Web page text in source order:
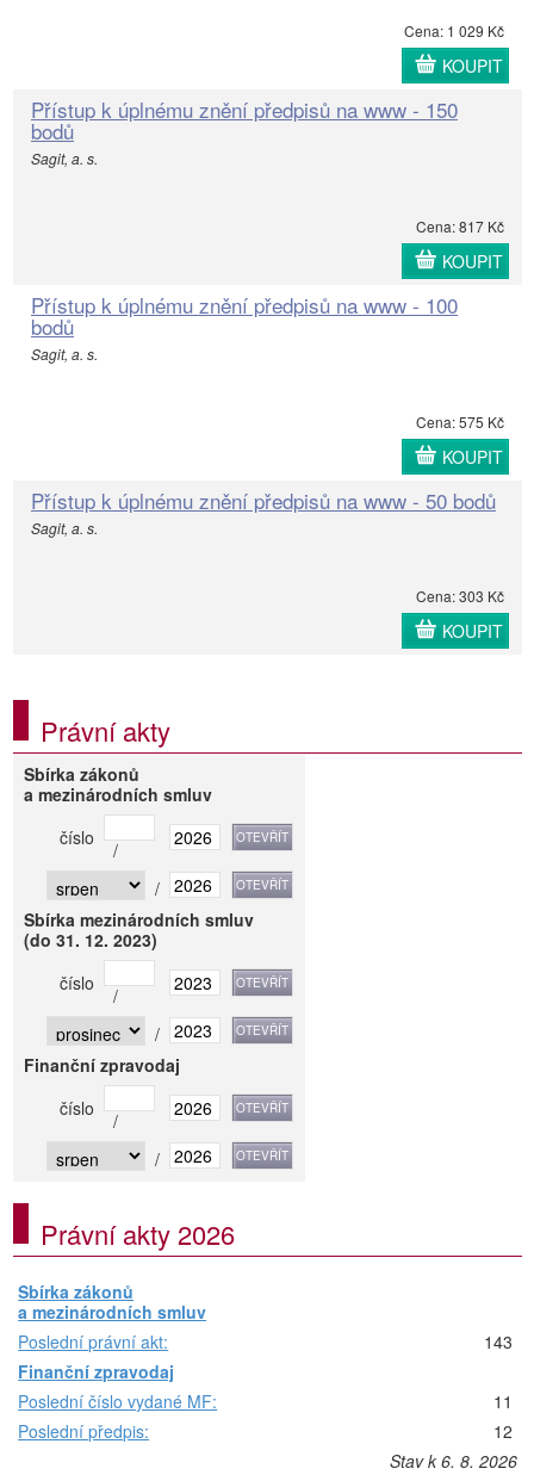
Cena: 1 029 Kč
KOUPIT
Přístup k úplnému znění předpisů na www - 150
bodů
Sagit, a. s.
Cena: 817 Kč
KOUPIT
Přístup k úplnému znění předpisů na www - 100
bodů
Sagit, a. s.
Cena: 575 Kč
KOUPIT
Přístup k úplnému znění předpisů na www - 50 bodů
Sagit, a. s.
Cena: 303 Kč
KOUPIT
Právní akty
Sbírka zákonů
a mezinárodních smluv
číslo
/
/
Sbírka mezinárodních smluv
(do 31. 12. 2023)
číslo
/
/
Finanční zpravodaj
číslo
/
/
Právní akty 2026
Sbírka zákonů
a mezinárodních smluv
Poslední právní akt:
143
Finanční zpravodaj
Poslední číslo vydané MF:
11
Poslední předpis:
12
Stav k 6. 8. 2026